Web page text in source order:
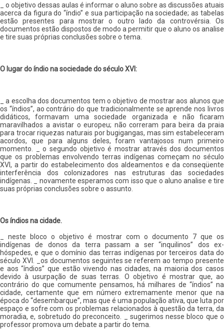
_ o objetivo dessas aulas é informar o aluno sobre as discussões atuais
acerca da figura do “índio” e sua participação na sociedade; as tabelas
estão presentes para mostrar o outro lado da controvérsia. Os
documentos estão dispostos de modo a permitir que o aluno os analise
e tire suas próprias conclusões sobre o tema.
O lugar do índio na sociedade do século XVI:
_ a escolha dos documentos tem o objetivo de mostrar aos alunos que
os “índios”, ao contrário do que tradicionalmente se aprende nos livros
didáticos, formavam uma sociedade organizada e não ficaram
maravilhados a avistar o europeu; não correram para beira da praia
para trocar riquezas naturais por bugigangas, mas sim estabeleceram
acordos, que para alguns deles, foram vantajosos num primeiro
momento. _ o segundo objetivo é mostrar através dos documentos
que os problemas envolvendo terras indígenas começam no século
XVI, a partir do estabelecimento dos aldeamentos e da conseqüente
interferência dos colonizadores nas estruturas das sociedades
indígenas. _ novamente esperamos com isso que o aluno analise e tire
suas próprias conclusões sobre o assunto.
Os índios na cidade.
_ neste bloco o objetivo é mostrar com o documento 7 que os
indígenas de donos da terra passam a ser “inquilinos” dos ex-
hóspedes, e que o domínio das terras indígenas por terceiros data do
século XVI. _os documentos seguintes se referem ao tempo presente
e aos “índios” que estão vivendo nas cidades, na maioria dos casos
devido à usurpação de suas terras. O objetivo é mostrar que, ao
contrário do que comumente pensamos, há milhares de “índios” na
cidade, certamente que em número extremamente menor que na
época do “desembarque”, mas que é uma população ativa, que luta por
espaço e sofre com os problemas relacionados à questão da terra, da
moradia, e, sobretudo do preconceito. _ sugerimos nesse bloco que o
professor promova um debate a partir do tema.